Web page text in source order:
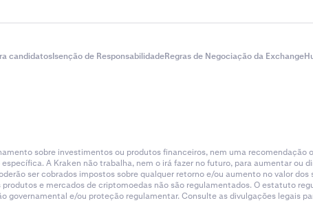
candidatosIsenção de ResponsabilidadeRegras de Negociação da Exchange
sobre investimentos ou produtos financeiros, nem uma
A Kraken não trabalha, nem o irá fazer no futuro, para aumentar ou
ser cobrados impostos sobre qualquer retorno e/ou aumento no valor
e mercados de criptomoedas não são regulamentados. O estatuto
e/ou proteção regulamentar. Consulte as divulgações legais